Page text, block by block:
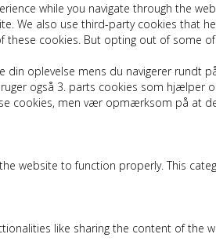
while you navigate through the
We also use third-party cookies that
cookies. But opting out of some
oplevelse mens du navigerer rundt
også 3. parts cookies som
cookies, men vær opmærksom på at
website to function properly. This
like sharing the content of